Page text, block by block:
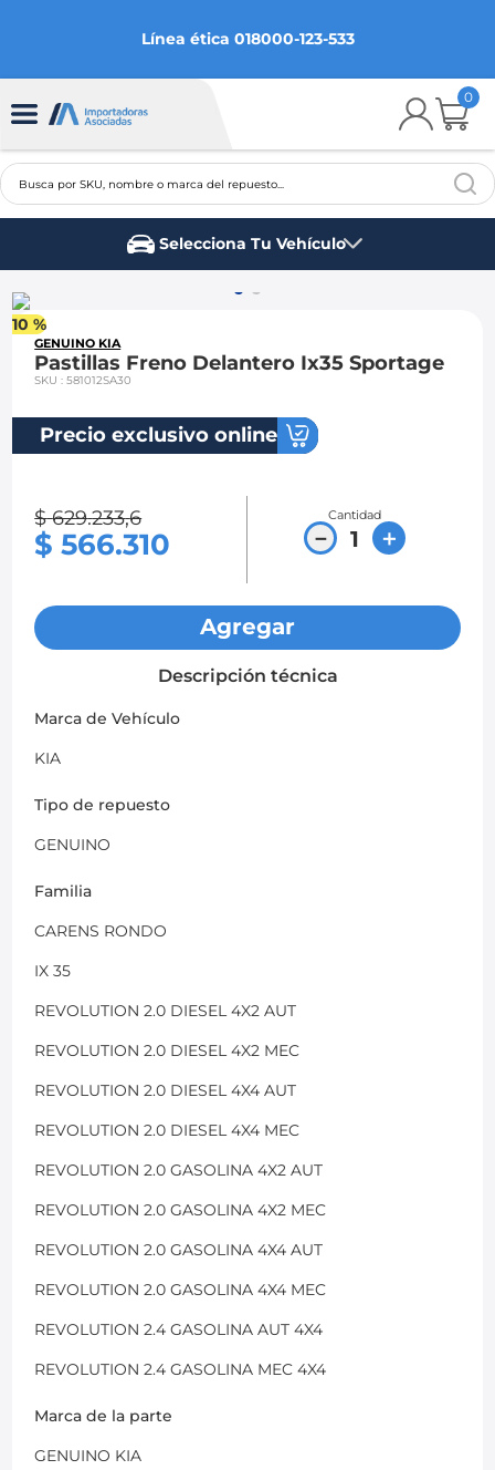
Línea ética 018000-123-533
0
Busca por SKU, nombre o marca del repuesto...
Selecciona Tu Vehículo
10 %
GENUINO KIA
Pastillas Freno Delantero Ix35 Sportage
SKU:581012SA30
Precio exclusivo online
$ 629.233,6
$ 566.310
Cantidad
＋
－
Agregar
Descripción técnica
Marca de Vehículo
KIA
Tipo de repuesto
GENUINO
Familia
CARENS RONDO
IX 35
REVOLUTION 2.0 DIESEL 4X2 AUT
REVOLUTION 2.0 DIESEL 4X2 MEC
REVOLUTION 2.0 DIESEL 4X4 AUT
REVOLUTION 2.0 DIESEL 4X4 MEC
REVOLUTION 2.0 GASOLINA 4X2 AUT
REVOLUTION 2.0 GASOLINA 4X2 MEC
REVOLUTION 2.0 GASOLINA 4X4 AUT
REVOLUTION 2.0 GASOLINA 4X4 MEC
REVOLUTION 2.4 GASOLINA AUT 4X4
REVOLUTION 2.4 GASOLINA MEC 4X4
Marca de la parte
GENUINO KIA
2
3.
spark gt
ford fiesta
5.
optra
6.
mazda 3
chevrolet spark gt
. mazda 2